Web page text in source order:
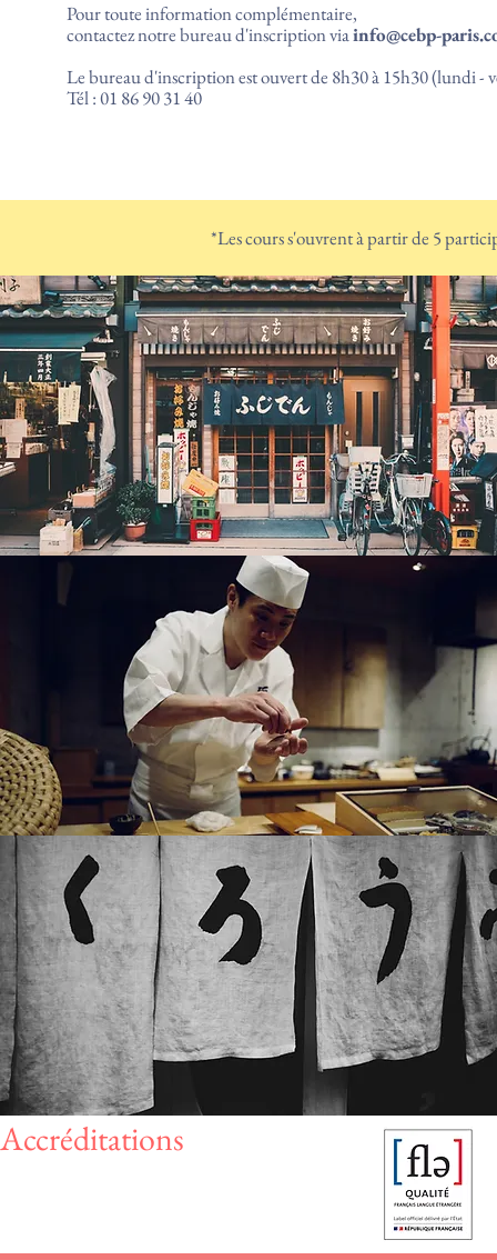
Pour toute information complémentaire,
contactez notre bureau d'inscription viainfo@cebp-
Le bureau d'inscription est ouvert de 8h30 à 15h30 (lundi -
Tél : 01 86 90 31 40
*Les cours s'ouvrent à partir de 5
Accréditations